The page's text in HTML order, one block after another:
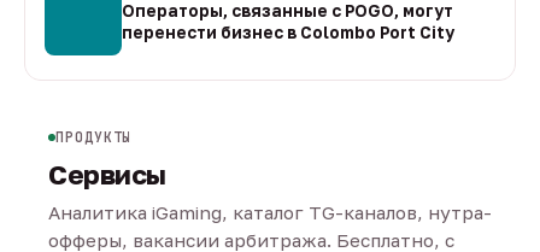
Операторы, связанные с POGO, могут
перенести бизнес в Colombo Port City
ПРОДУКТЫ
Сервисы
Аналитика iGaming, каталог TG-каналов, нутра-
офферы, вакансии арбитража. Бесплатно, с